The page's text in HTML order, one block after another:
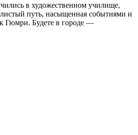
в художественном училище,
путь, насыщенная событиями и
Гюмри. Будете в городе —